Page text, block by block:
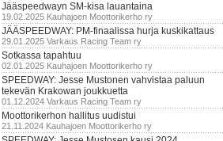
Jääspeedwayn SM-kisa lauantaina
19.02.2025 Kauhajoen Moottorikerho ry
JÄÄSPEEDWAY: PM-finaalissa hurja kuskikattaus
29.01.2025 Varkaus Racing Team ry
Sotkassa tapahtuu
02.01.2025 Kauhajoen Moottorikerho ry
SPEEDWAY: Jesse Mustonen vahvistaa paluun
tekevän Krakowan joukkuetta
01.12.2024 Varkaus Racing Team ry
Moottorikerhon hallitus uudistui
21.11.2024 Kauhajoen Moottorikerho ry